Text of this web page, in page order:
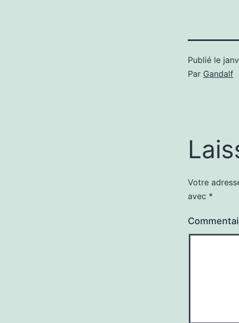
Publié le
Par Gandalf
Votre
avec *